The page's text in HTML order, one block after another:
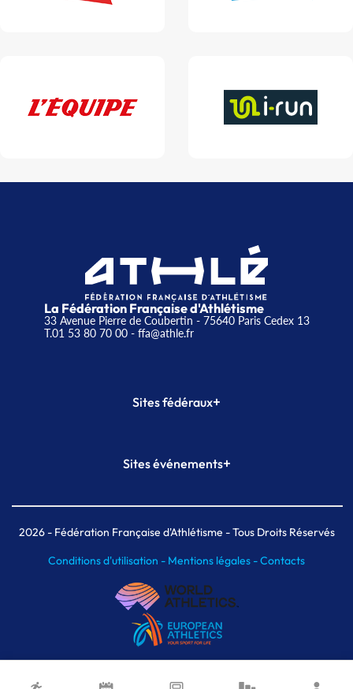
La Fédération Française d'Athlétisme
33 Avenue Pierre de Coubertin - 75640 Paris Cedex 13
T.01 53 80 70 00- ffa@athle.fr
Sites fédéraux+
Plateforme Formation
Sites événements+
Meeting de Paris indoor
MAIF Ekiden de Paris
2026- Fédération Française d'Athlétisme - Tous Droits Réservés
Conditions d'utilisation - Mentions légales -Contacts